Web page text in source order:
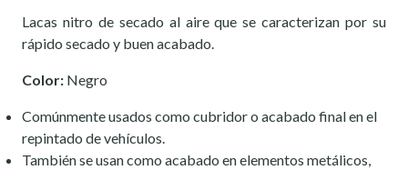
Lacas nitro de secado al aire que se caracterizan por su
rápido secado y buen acabado.
Color: Negro
Comúnmente usados como cubridor o acabado final en el
repintado de vehículos.
También se usan como acabado en elementos metálicos,